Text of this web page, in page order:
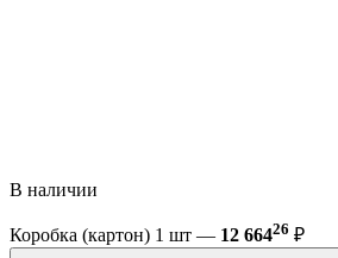
В наличии
Коробка (картон) 1 шт — 12 66426 ₽